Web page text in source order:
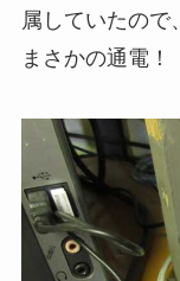
属していたので
まさかの通電！